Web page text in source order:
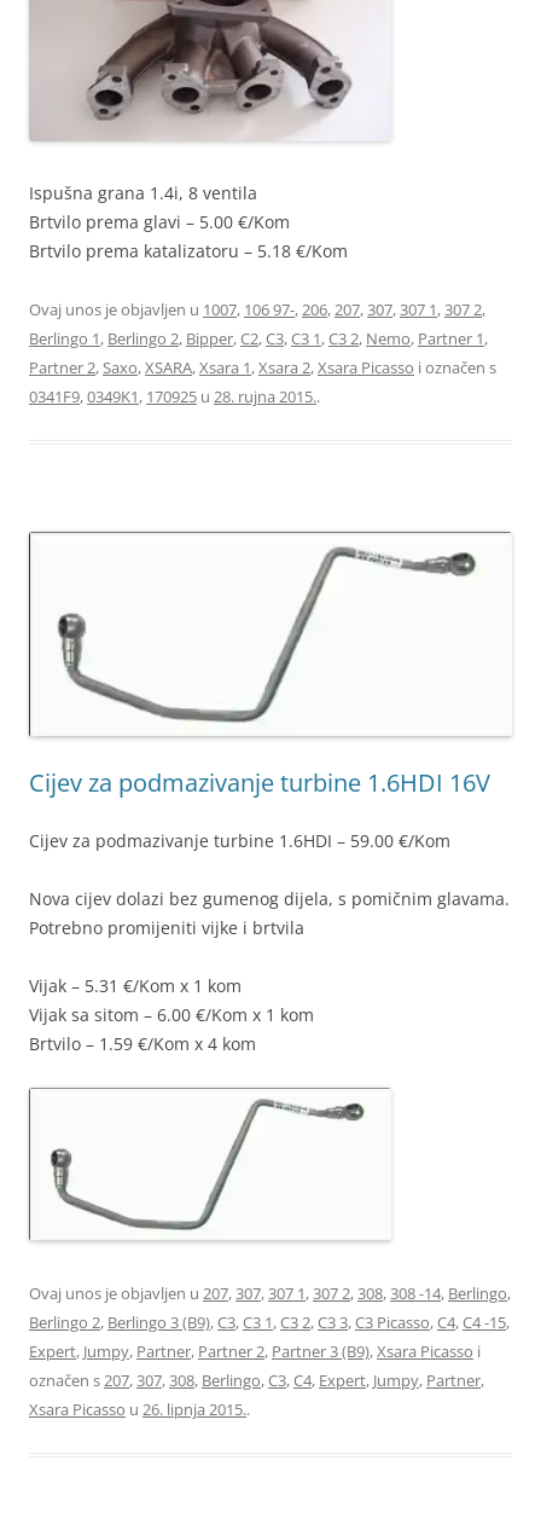
Ispušna grana 1.4i, 8 ventila
Brtvilo prema glavi – 5.00 €/Kom
Brtvilo prema katalizatoru – 5.18 €/Kom
Ovaj unos je objavljen u 1007, 106 97-,206,207,307,307 1,307 2,
Berlingo 1, Berlingo 2, Bipper,C2,C3,C3 1,C3 2, Nemo, Partner 1,
Partner 2,Saxo,XSARA,Xsara 1,Xsara 2,Xsara Picasso i označen s
0341F9,0349K1, 170925 u 28. rujna 2015..
Cijev za podmazivanje turbine 1.6HDI 16V
Cijev za podmazivanje turbine 1.6HDI – 59.00 €/Kom
Nova cijev dolazi bez gumenog dijela, s pomičnim glavama.
Potrebno promijeniti vijke i brtvila
Vijak – 5.31 €/Kom x 1 kom
Vijak sa sitom – 6.00 €/Kom x 1 kom
Brtvilo – 1.59 €/Kom x 4 kom
Ovaj unos je objavljen u 207,307,307 1,307 2,308,308 -14, Berlingo,
Berlingo 2, Berlingo 3 (B9),C3,C3 1,C3 2,C3 3,C3 Picasso,C4,C4 -15,
Expert, Jumpy, Partner, Partner 2, Partner 3 (B9),Xsara Picasso i
označen s207,307,308, Berlingo,C3,C4, Expert, Jumpy, Partner,
Xsara Picasso u 26. lipnja 2015..